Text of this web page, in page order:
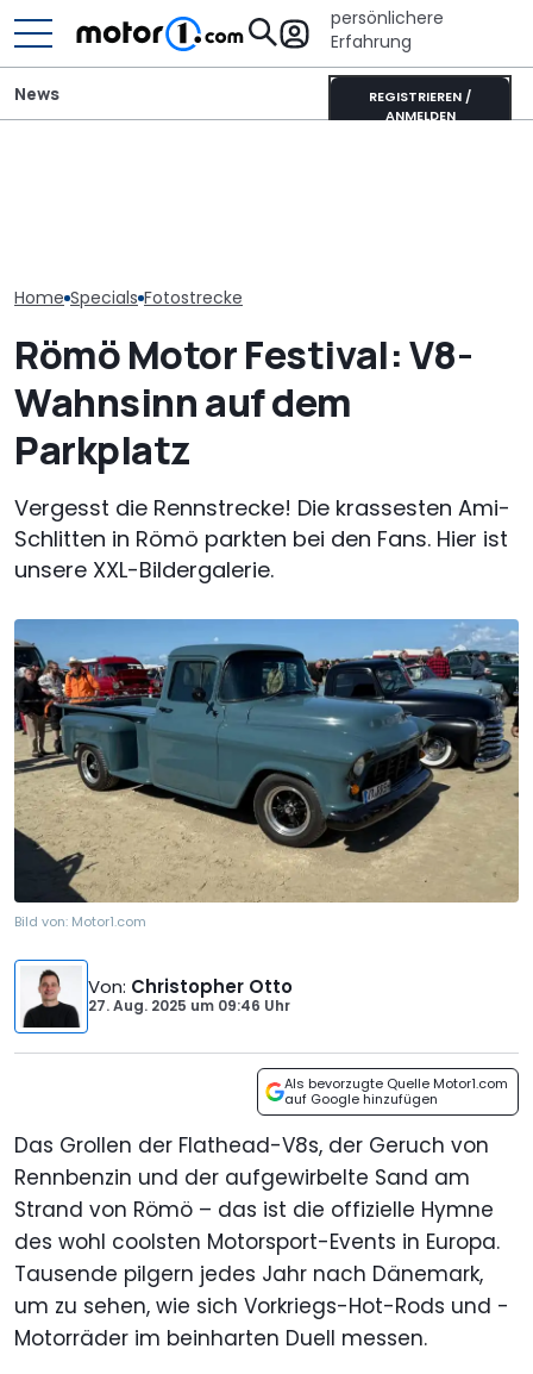
persönlichere
Erfahrung
REGISTRIEREN /
ANMELDEN
News
Home Specials Fotostrecke
Römö Motor Festival: V8-
Wahnsinn auf dem
Parkplatz
Vergesst die Rennstrecke! Die krassesten Ami-
Schlitten in Römö parkten bei den Fans. Hier ist
unsere XXL-Bildergalerie.
Bild von: Motor1.com
Von: Christopher Otto
27. Aug. 2025 um 09:46 Uhr
Als bevorzugte Quelle Motor1.com
auf Google hinzufügen
Das Grollen der Flathead-V8s, der Geruch von
Rennbenzin und der aufgewirbelte Sand am
Strand von Römö – das ist die offizielle Hymne
des wohl coolsten Motorsport-Events in Europa.
Tausende pilgern jedes Jahr nach Dänemark,
um zu sehen, wie sich Vorkriegs-Hot-Rods und -
Motorräder im beinharten Duell messen.